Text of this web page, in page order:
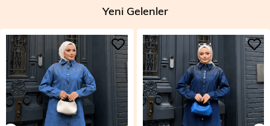
Yeni Gelenler